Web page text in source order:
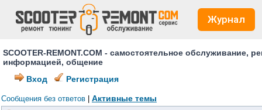
Журнал
SCOOTER-REMONT.COM - самостоятельное
информацией, общение
Вход
Регистрация
Сообщения без ответов
Активные темы